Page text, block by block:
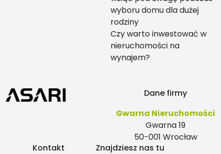
wyboru domu dla dużej
rodziny
Czy warto inwestować w
nieruchomości na
wynajem?
Dane firmy
Gwarna Nieruchomości
Gwarna 19
50-001 Wrocław
Kontakt
Znajdziesz nas tu